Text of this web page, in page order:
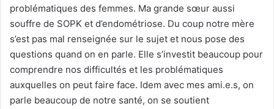
problématiques des femmes. Ma grande sœur aussi
souffre de SOPK et d’endométriose. Du coup notre mère
s’est pas mal renseignée sur le sujet et nous pose des
questions quand on en parle. Elle s’investit beaucoup pour
comprendre nos difficultés et les problématiques
auxquelles on peut faire face. Idem avec mes ami.e.s, on
parle beaucoup de notre santé, on se soutient